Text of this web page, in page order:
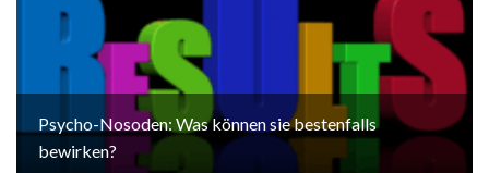
Psycho-Nosoden: Was können sie bestenfalls
bewirken?